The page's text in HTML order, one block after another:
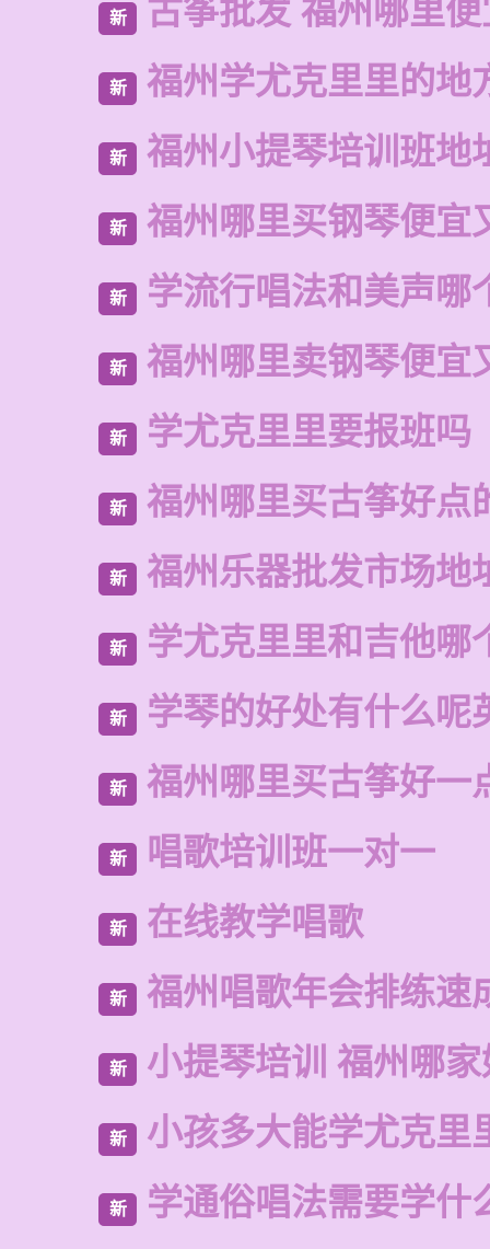
新 古筝批发 福州哪里便
新 福州学尤克里里的地
新 福州小提琴培训班地
新 福州哪里买钢琴便宜
新 学流行唱法和美声哪
新 福州哪里卖钢琴便宜
新 学尤克里里要报班吗
新 福州哪里买古筝好点
新 福州乐器批发市场地
新 学尤克里里和吉他哪
新 学琴的好处有什么呢
新 福州哪里买古筝好一
新 唱歌培训班一对一
新 在线教学唱歌
新 福州唱歌年会排练速
新 小提琴培训 福州哪
新 小孩多大能学尤克里
新 学通俗唱法需要学什